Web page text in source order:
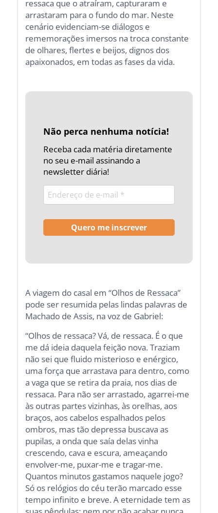
ressaca que o atraíram, capturaram e
arrastaram para o fundo do mar. Neste
cenário evidenciam-se diálogos e
rememorações imersos na troca constante
de olhares, flertes e beijos, dignos dos
apaixonados, em todas as fases da vida.
Não perca nenhuma notícia!
Receba cada matéria diretamente
no seu e-mail assinando a
newsletter diária!
A viagem do casal em “Olhos de Ressaca”
pode ser resumida pelas lindas palavras de
Machado de Assis, na voz de Gabriel:
“Olhos de ressaca? Vá, de ressaca. É o que
me dá ideia daquela feição nova. Traziam
não sei que fluido misterioso e enérgico,
uma força que arrastava para dentro, como
a vaga que se retira da praia, nos dias de
ressaca. Para não ser arrastado, agarrei-me
às outras partes vizinhas, às orelhas, aos
braços, aos cabelos espalhados pelos
ombros, mas tão depressa buscava as
pupilas, a onda que saía delas vinha
crescendo, cava e escura, ameaçando
envolver-me, puxar-me e tragar-me.
Quantos minutos gastamos naquele jogo?
Só os relógios do céu terão marcado esse
tempo infinito e breve. A eternidade tem as